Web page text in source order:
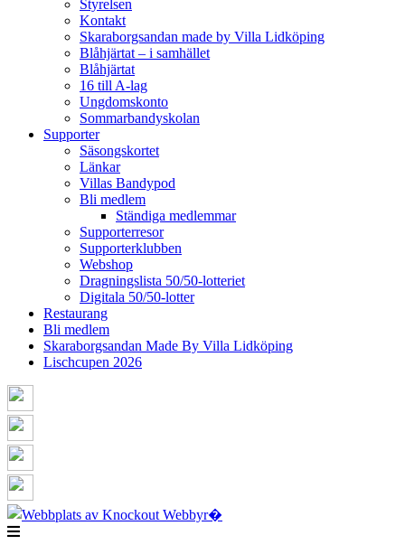
Styrelsen
Kontakt
Skaraborgsandan made by Villa Lidköping
Blåhjärtat – i samhället
Blåhjärtat
16 till A-lag
Ungdomskonto
Sommarbandyskolan
Supporter
Säsongskortet
Länkar
Villas Bandypod
Bli medlem
Ständiga medlemmar
Supporterresor
Supporterklubben
Webshop
Dragningslista 50/50-lotteriet
Digitala 50/50-lotter
Restaurang
Bli medlem
Skaraborgsandan Made By Villa Lidköping
Lischcupen 2026